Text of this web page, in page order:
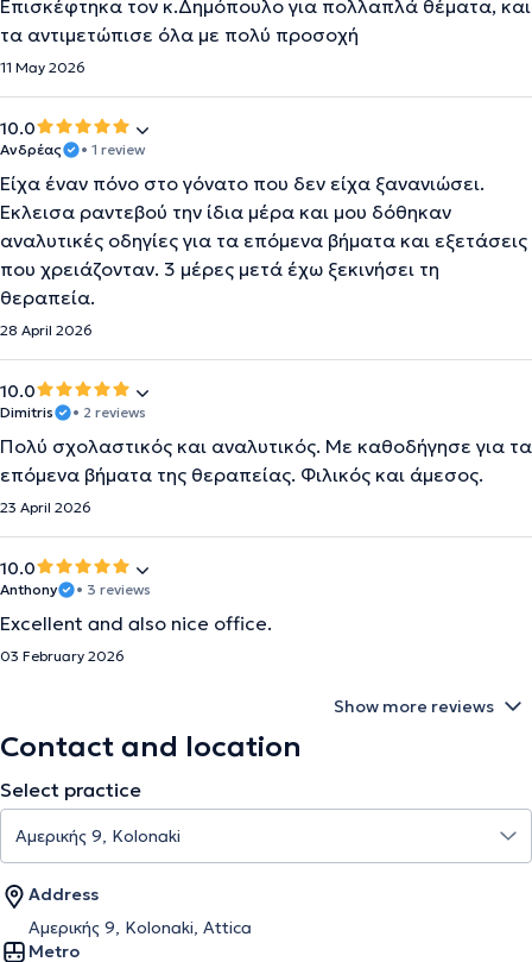
Επισκέφτηκα τον κ.Δημόπουλο για πολλαπλά θέματα, και
τα αντιμετώπισε όλα με πολύ προσοχή
11 May 2026
10.0
Ανδρέας • 1 review
Είχα έναν πόνο στο γόνατο που δεν είχα ξανανιώσει.
Έκλεισα ραντεβού την ίδια μέρα και μου δόθηκαν
αναλυτικές οδηγίες για τα επόμενα βήματα και εξετάσεις
που χρειάζονταν. 3 μέρες μετά έχω ξεκινήσει τη
θεραπεία.
28 April 2026
10.0
Dimitris • 2 reviews
Πολύ σχολαστικός και αναλυτικός. Με καθοδήγησε για τα
επόμενα βήματα της θεραπείας. Φιλικός και άμεσος.
23 April 2026
10.0
Anthony • 3 reviews
Excellent and also nice office.
03 February 2026
Show more reviews
Contact and location
Select practice
Address
Αμερικής 9, Kolonaki, Attica
Metro